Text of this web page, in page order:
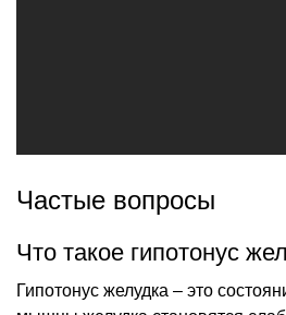
Частые вопросы
Что такое гипотонус
Гипотонус желудка – это